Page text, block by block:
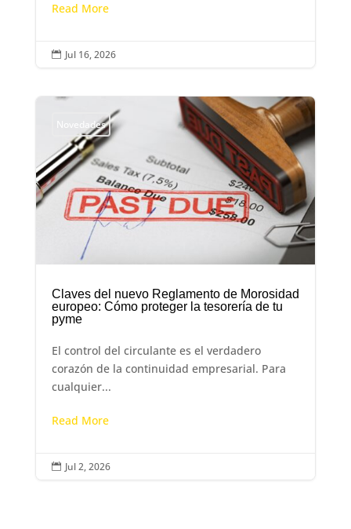
Read More
 Jul 16, 2026
Novedades
Claves del nuevo Reglamento de Morosidad
europeo: Cómo proteger la tesorería de tu
pyme
El control del circulante es el verdadero
corazón de la continuidad empresarial. Para
cualquier...
Read More
 Jul 2, 2026